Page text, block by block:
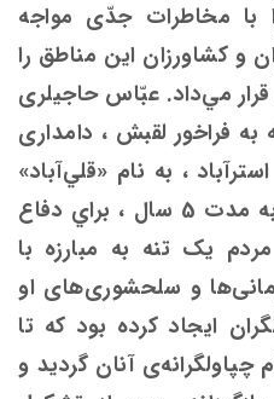
با مخاطرات جدّی مواجه
و کشاورزان این مناطق را
مي‌داد. عبّاس حاجیلری
فراخور لقبش ، دامداری
، به نام «قلي‌آباد»
بود ، از شهریور سال 1320 به مدت 5 سال ، براي دفاع
یک تنه به مبارزه با
و سلحشوری‌های او
ایجاد كرده ‌بود که تا
چپاولگرانه‌ی آنان گرديد و